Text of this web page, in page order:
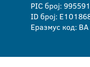
PIC број:
ID број:
Еразмус код: